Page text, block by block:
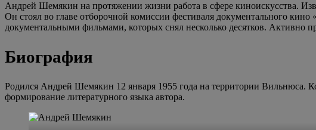
Андрей Шемякин на протяжении жизни работа в сфере киноискусства.
Он стоял во главе отборочной комиссии фестиваля документального
документальными фильмами, которых снял несколько десятков. Активно
Биография
Родился Андрей Шемякин 12 января 1955 года на территории Вильнюса.
формирование литературного языка автора.